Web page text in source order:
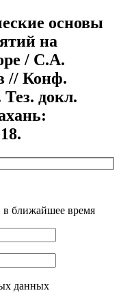
основы
на
/ С.А.
// Конф.
докл.
в ближайшее время
данных